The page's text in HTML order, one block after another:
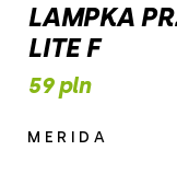
LAMPKA
LITE F
59 pln
MERIDA